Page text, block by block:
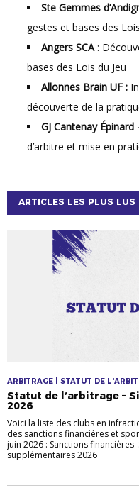
Ste Gemmes
gestes et bases des
Angers SCA:
bases des Lois du Jeu
Allonnes Brain UF :
découverte de la
GJ Cantenay
d’arbitre et mise en
ARTICLES LES PLUS LUS
ARBITRAGE | STATUT DE
Statut de l’arbitrage –
2026
Voici la liste des clubs en
des sanctions financières et
juin 2026 : Sanctions
supplémentaires 2026